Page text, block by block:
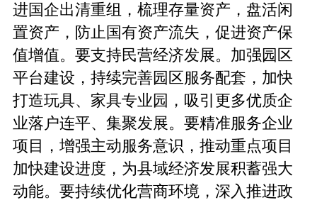
进国企出清重组，梳理存量资产，盘活闲
置资产，防止国有资产流失，促进资产保
值增值。要支持民营经济发展。加强园区
平台建设，持续完善园区服务配套，加快
打造玩具、家具专业园，吸引更多优质企
业落户连平、集聚发展。要精准服务企业
项目，增强主动服务意识，推动重点项目
加快建设进度，为县域经济发展积蓄强大
动能。要持续优化营商环境，深入推进政